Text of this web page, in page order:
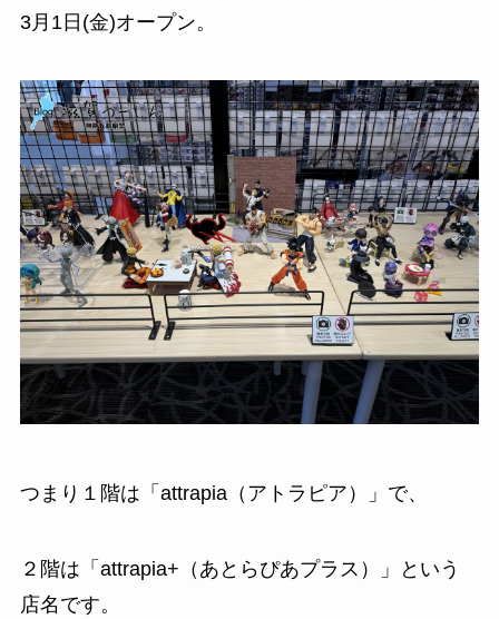
3月1日(金)オープン。
つまり１階は「attrapia（アトラピア）」で、
２階は「attrapia+（あとらぴあプラス）」という
店名です。